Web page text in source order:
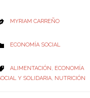
MYRIAM CARREÑO
CATEGORY
ECONOMÍA SOCIAL
CATEGORY
ALIMENTACIÓN , ECONOMÍA
Y SOLIDARIA, NUTRICIÓN